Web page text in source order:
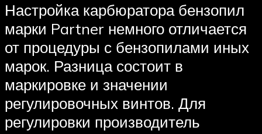
Настройка карбюратора бензопил
марки Partner немного отличается
от процедуры с бензопилами иных
марок. Разница состоит в
маркировке и значении
регулировочных винтов. Для
регулировки производитель